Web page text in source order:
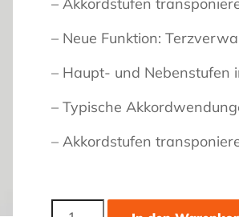
– Neue Funktion:
– Haupt- und Nebenstufen
– Typische
– Akkordstufen